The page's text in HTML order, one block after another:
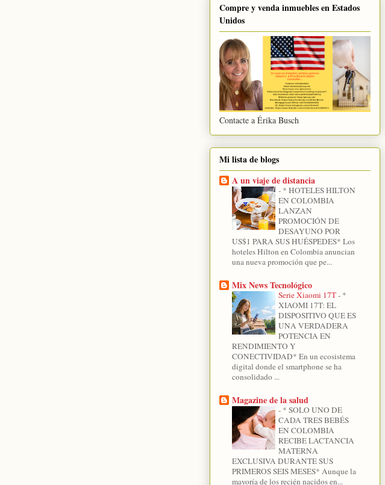
Compre y venda inmuebles en Estados
Unidos
Contacte a Érika Busch
Mi lista de blogs
A un viaje de distancia
- * HOTELES HILTON
EN COLOMBIA
LANZAN
PROMOCIÓN DE
DESAYUNO POR
US$1 PARA SUS HUÉSPEDES* Los
hoteles Hilton en Colombia anuncian
una nueva promoción que pe...
Mix News Tecnológico
Serie Xiaomi 17T- *
XIAOMI 17T: EL
DISPOSITIVO QUE ES
UNA VERDADERA
POTENCIA EN
RENDIMIENTO Y
CONECTIVIDAD* En un ecosistema
digital donde el smartphone se ha
consolidado ...
Magazine de la salud
- * SOLO UNO DE
CADA TRES BEBÉS
EN COLOMBIA
RECIBE LACTANCIA
MATERNA
EXCLUSIVA DURANTE SUS
PRIMEROS SEIS MESES* Aunque la
mayoría de los recién nacidos en...